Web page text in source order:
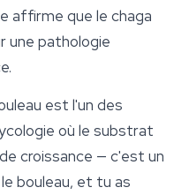
affirme que le chaga
une pathologie
est l'un des
où le substrat
croissance — c'est un
bouleau, et tu as